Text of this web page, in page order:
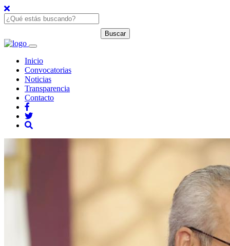
Inicio
Convocatorias
Noticias
Transparencia
Contacto